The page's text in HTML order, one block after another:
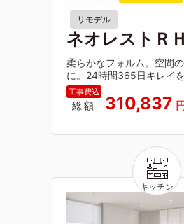
リモデル
ネオレストＲＨ
柔らかなフォルム。空間
に。24時間365日キレイを
総額 310,837